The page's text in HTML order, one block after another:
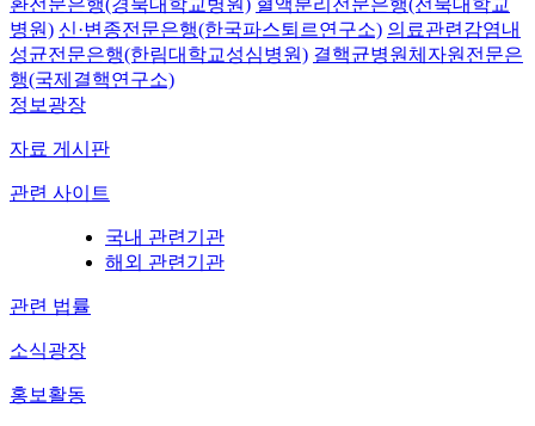
병원) 신·변종전문은행(한국파스퇴르연구소) 의료관련감염내
성균전문은행(한림대학교성심병원) 결핵균병원체자원전문은
행(국제결핵연구소)
정보광장
자료 게시판
관련 사이트
국내 관련기관
해외 관련기관
관련 법률
소식광장
홍보활동